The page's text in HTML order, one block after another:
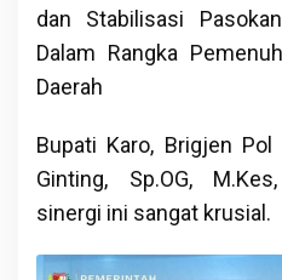
dan Stabilisasi
Dalam Rangka
Daerah
Bupati Karo, Brigjen
Ginting, Sp.OG,
sinergi ini sangat krusial.